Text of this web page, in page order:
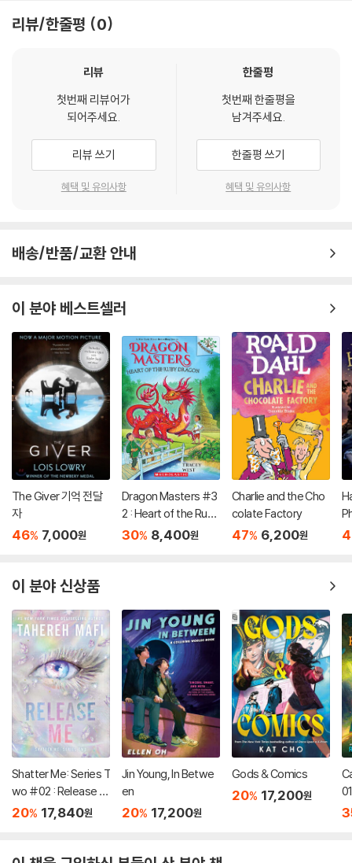
리뷰/한줄평 0
리뷰
첫번째 리뷰어가
되어주세요.
리뷰 쓰기
혜택 및 유의사항
한줄평
첫번째 한줄평을
남겨주세요.
한줄평 쓰기
혜택 및 유의사항
배송/반품/교환 안내
이 분야 베스트셀러
The Giver 기억 전달
자
46% 7,000원
Dragon Masters #3
2 : Heart of the Ruby
Dragon (A Branches
30% 8,400원
Charlie and the Cho
colate Factory
47% 6,200원
(
이 분야 신상품
Shatter Me: Series T
wo #02 : Release M
e
20% 17,840원
Jin Young, In Betwe
en
20% 17,200원
Gods & Comics
20% 17,200원